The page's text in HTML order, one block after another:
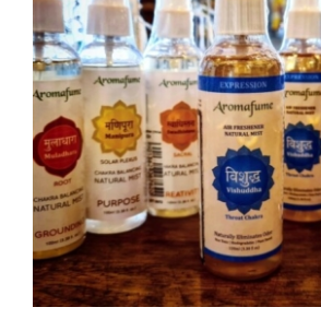
AGGIUNGI AL CARRELLO /